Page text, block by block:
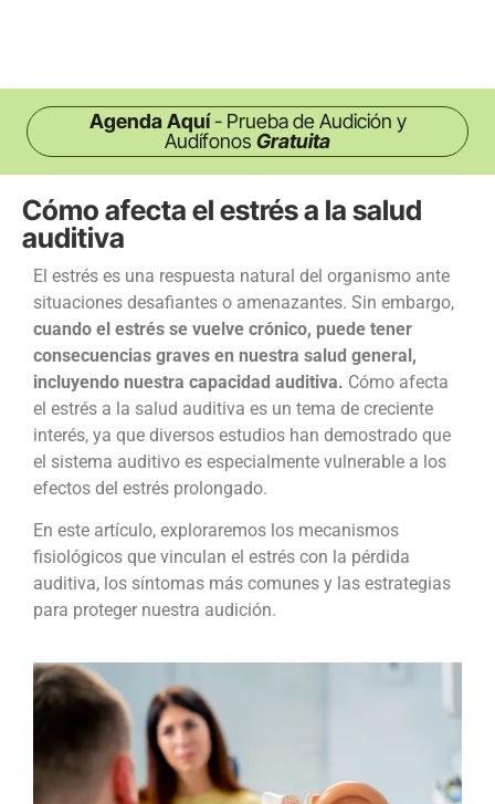
Agenda Aquí- Prueba de Audición y
Audífonos Gratuita
Cómo afecta el estrés a la salud
auditiva
El estrés es una respuesta natural del organismo ante
situaciones desafiantes o amenazantes. Sin embargo,
cuando el estrés se vuelve crónico, puede tener
consecuencias graves en nuestra salud general,
incluyendo nuestra capacidad auditiva. Cómo afecta
el estrés a la salud auditiva es un tema de creciente
interés, ya que diversos estudios han demostrado que
el sistema auditivo es especialmente vulnerable a los
efectos del estrés prolongado.
En este artículo, exploraremos los mecanismos
fisiológicos que vinculan el estrés con la pérdida
auditiva, los síntomas más comunes y las estrategias
para proteger nuestra audición.